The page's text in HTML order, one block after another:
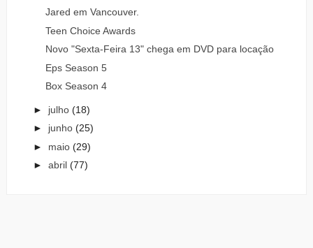
Jared em Vancouver.
Teen Choice Awards
Novo "Sexta-Feira 13" chega em DVD para locação
Eps Season 5
Box Season 4
► julho (18)
► junho (25)
► maio (29)
► abril (77)